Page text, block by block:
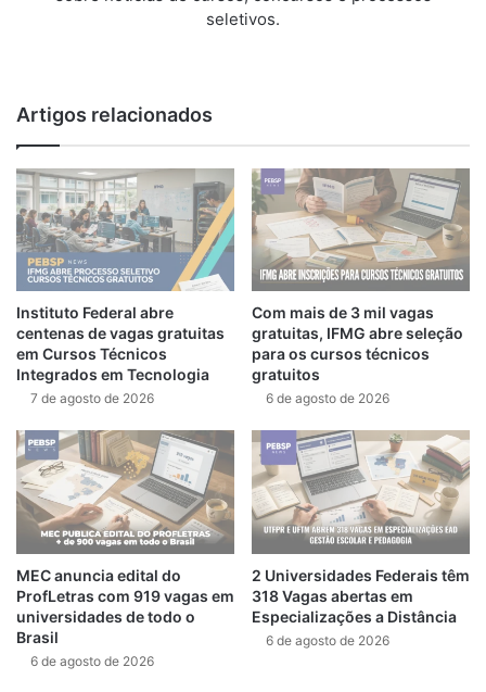
seletivos.
Artigos relacionados
Instituto Federal abre
centenas de vagas gratuitas
em Cursos Técnicos
Integrados em Tecnologia
7 de agosto de 2026
Com mais de 3 mil vagas
gratuitas, IFMG abre seleção
para os cursos técnicos
gratuitos
6 de agosto de 2026
MEC anuncia edital do
ProfLetras com 919 vagas em
universidades de todo o
Brasil
6 de agosto de 2026
2 Universidades Federais têm
318 Vagas abertas em
Especializações a Distância
6 de agosto de 2026